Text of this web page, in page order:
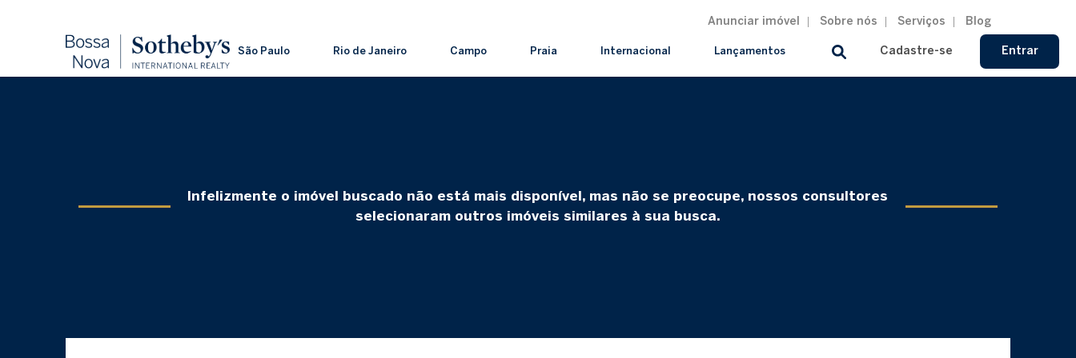
Anunciar imóvel Sobre nós Serviços Blog
São Paulo Rio de Janeiro Campo Praia Internacional Lançamentos Cadastre-se Entrar
Infelizmente o imóvel buscado não está mais disponível, mas não se preocupe, nossos consultores
selecionaram outros imóveis similares à sua busca.